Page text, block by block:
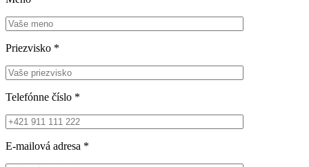
Priezvisko *
Telefónne číslo *
E-mailová adresa *